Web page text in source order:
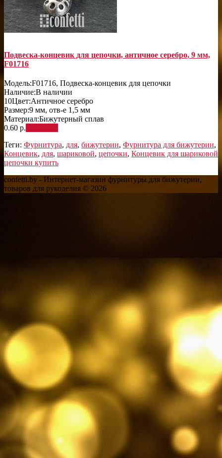
Подвеска-концевик для цепочки, античное серебро, 9 мм,
F01716
Модель:F01716, Подвеска-концевик для цепочки
Наличие:В наличии
10Цвет:Античное серебро
Размер:9 мм, отв-е 1,5 мм
Материал:Бижутерный сплав
0.60 р.
Теги: Фурнитура, для, бижутерии, Фурнитура для бижутерии,
Концевик, для, шариковой, цепочки, Концевик для шариковой
цепочки купить
confetti.by - Интернет-магазин фурнитуры для бижутерии,
товаров для рукоделия © 2026